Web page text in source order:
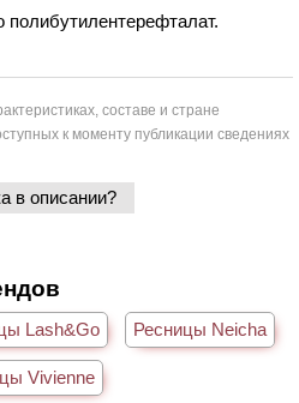
полибутилентерефталат.
составе и стране
к моменту публикации сведениях
в описании?
Lash&Go Ресницы Neicha
Vivienne